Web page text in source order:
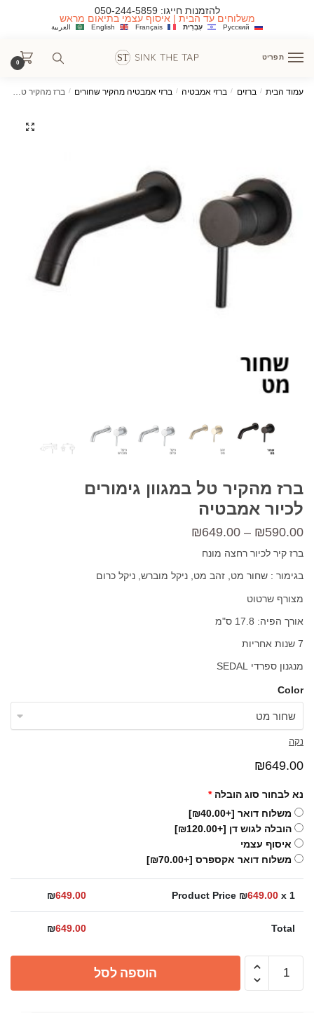
להזמנות חייגו: 050-244-5859
משלוחים עד הבית | איסוף עצמי בתיאום מראש
العربية English Français עִבְרִית Русский
תפריט
0
עמוד הבית / ברזים / ברזי אמבטיה / ברזי אמבטיה מהקיר שחורים / ברז מהקיר טל במגוון גימורים לכיור אמבטיה
ברז מהקיר טל במגוון גימורים
לכיור אמבטיה
₪590.00
–
₪649.00
ברז קיר לכיור רחצה מונח
בגימור : שחור מט, זהב מט, ניקל מוברש, ניקל כרום
מצורף שרטוט
אורך הפיה: 17.8 ס"מ
7 שנות אחריות
מנגנון ספרדי SEDAL
Color
נקה
₪649.00
נא לבחור סוג הובלה *
משלוח דואר [+₪40.00]
הובלה לגוש דן [+₪120.00]
איסוף עצמי
משלוח דואר אקספרס [+₪70.00]
Product Price ₪649.00 x 1
₪649.00
Total
₪649.00
הוספה לסל